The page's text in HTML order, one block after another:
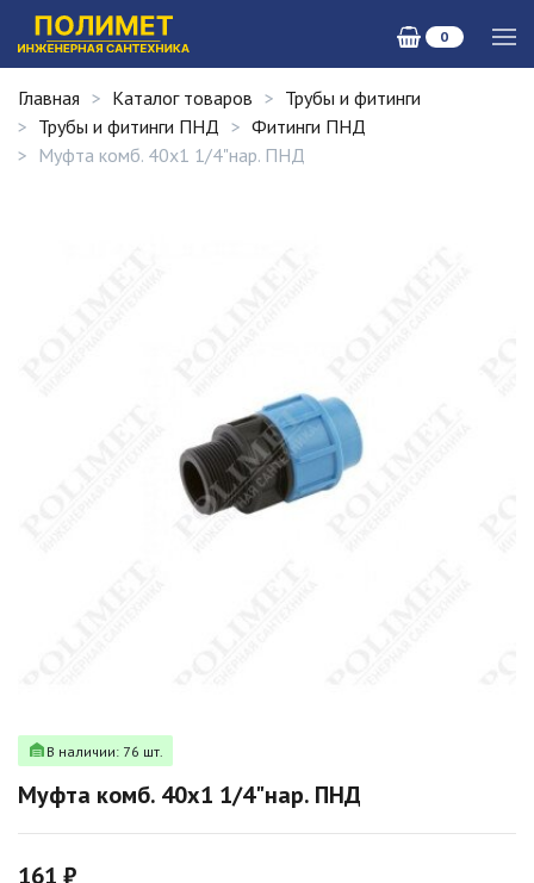
0
Главная Каталог товаров
Трубы и фитинги
Трубы и фитинги ПНД
Фитинги ПНД
Муфта комб. 40х1 1/4"нар. ПНД
В наличии: 76 шт.
Муфта комб. 40х1 1/4"нар. ПНД
161 ₽